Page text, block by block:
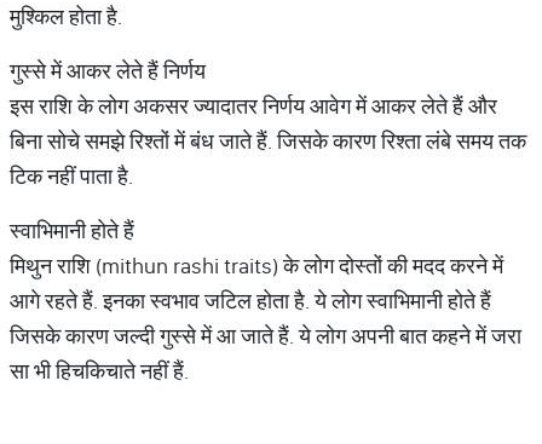
मुश्किल होता है.
गुस्से में आकर लेते हैं निर्णय
इस राशि के लोग अकसर ज्यादातर निर्णय आवेग में आकर लेते हैं और
बिना सोचे समझे रिश्तों में बंध जाते हैं. जिसके कारण रिश्ता लंबे समय तक
टिक नहीं पाता है.
स्वाभिमानी होते हैं
मिथुन राशि (mithun rashi traits) के लोग दोस्तों की मदद करने में
आगे रहते हैं. इनका स्वभाव जटिल होता है. ये लोग स्वाभिमानी होते हैं
जिसके कारण जल्दी गुस्से में आ जाते हैं. ये लोग अपनी बात कहने में जरा
सा भी हिचकिचाते नहीं हैं.